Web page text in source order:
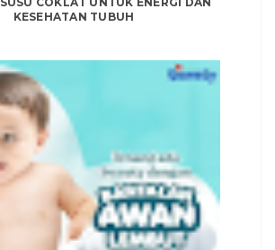
KESEHATAN TUBUH